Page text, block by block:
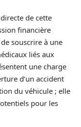
de cette
financière
souscrire à une
liés aux
une charge
d’un accident
du véhicule ; elle
pour les